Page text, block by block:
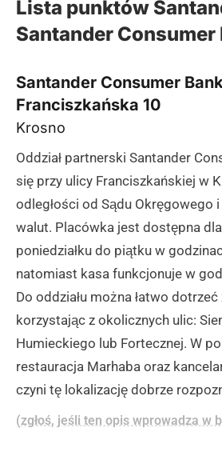
Lista punktów
Santander Consumer
Santander Consumer
Franciszkańska 10
Krosno
Oddział partnerski Santander
się przy ulicy Franciszkańskiej w
odległości od Sądu Okręgowego
walut. Placówka jest dostępna
poniedziałku do piątku w
natomiast kasa funkcjonuje w
Do oddziału można łatwo
korzystając z okolicznych ulic:
Humieckiego lub Fortecznej. W
restauracja Marhaba oraz
czyni tę lokalizację dobrze
(zgłoś, jeśli ten opis wprowadza w